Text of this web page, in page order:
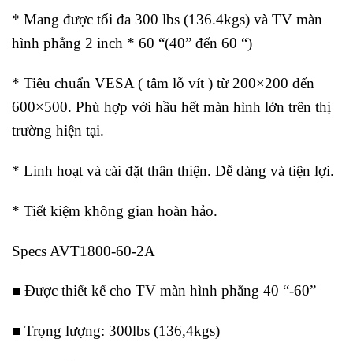
* Mang được tối đa 300 lbs (136.4kgs) và TV màn
hình phẳng 2 inch * 60 “(40” đến 60 “)
* Tiêu chuẩn VESA ( tâm lỗ vít ) từ 200×200 đến
600×500. Phù hợp với hầu hết màn hình lớn trên thị
trường hiện tại.
* Linh hoạt và cài đặt thân thiện. Dễ dàng và tiện lợi.
* Tiết kiệm không gian hoàn hảo.
Specs AVT1800-60-2A
■ Được thiết kế cho TV màn hình phẳng 40 “-60”
■ Trọng lượng: 300lbs (136,4kgs)